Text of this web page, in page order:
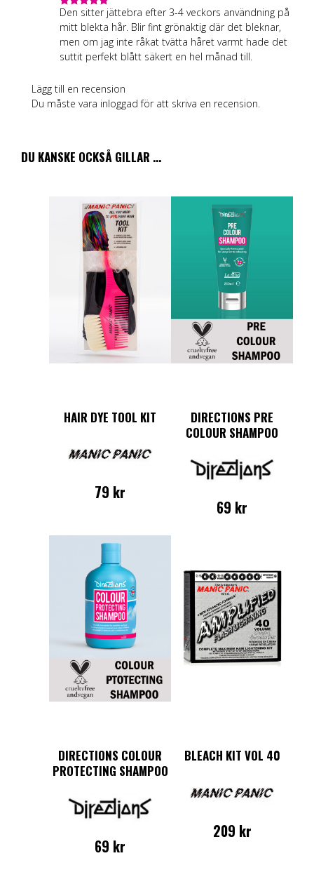
5out of 5
Den sitter jättebra efter 3-4 veckors användning på
mitt blekta hår. Blir fint grönaktig där det bleknar,
men om jag inte råkat tvätta håret varmt hade det
suttit perfekt blått säkert en hel månad till.
Lägg till en recension
Du måste vara inloggad för att skriva en recension.
DU KANSKE OCKSÅ GILLAR …
HAIR DYE TOOL KIT
79 kr
DIRECTIONS PRE
COLOUR SHAMPOO
69 kr
DIRECTIONS COLOUR
PROTECTING SHAMPOO
69 kr
BLEACH KIT VOL 40
209 kr